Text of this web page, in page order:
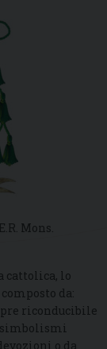
Mons.
cattolica, lo
da:
riconducibile
simbolismi
o da